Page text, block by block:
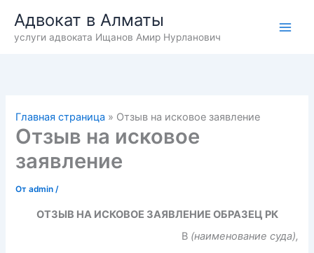
содержимому
Адвокат в Алматы
услуги адвоката Ищанов Амир Нурланович
Главная страница » Отзыв на исковое заявление
Отзыв на исковое
заявление
Отadmin/
ОТЗЫВ НА ИСКОВОЕ ЗАЯВЛЕНИЕ ОБРАЗЕЦ РК
В (наименование суда),